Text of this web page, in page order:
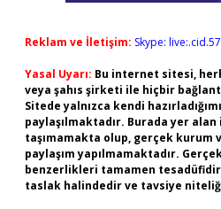
Reklam ve İletişim: Skype:
Yasal Uyarı: Bu internet sitesi,
veya şahıs şirketi ile hiçbir
Sitede yalnızca kendi
paylaşılmaktadır. Burada yer
taşımamakta olup, gerçek kurum
paylaşım yapılmamaktadır.
benzerlikleri tamamen
taslak halindedir ve tavsiye